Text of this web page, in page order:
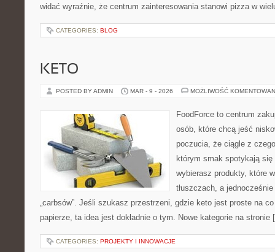
widać wyraźnie, że centrum zainteresowania stanowi pizza w
CATEGORIES: BLOG
KETO
POSTED BY ADMIN MAR - 9 - 2026 MOŻLIWOŚĆ
FoodForce to centrum
osób, które chcą jeść
poczucia, że ciągle z
którym smak spotykają
wybierasz produkty, które
tłuszczach, a
„carbsów”. Jeśli szukasz przestrzeni, gdzie keto jest proste na
papierze, ta idea jest dokładnie o tym. Nowe kategorie na
CATEGORIES: PROJEKTY I INNOWACJE